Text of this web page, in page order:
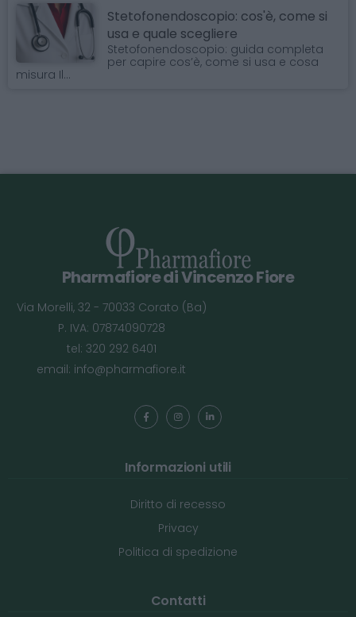
Stetofonendoscopio: cos'è, come si
usa e quale scegliere
Stetofonendoscopio: guida completa
per capire cos’è, come si usa e cosa
misura Il...
Pharmafiore di Vincenzo Fiore
Via Morelli, 32 - 70033 Corato (Ba)
P. IVA: 07874090728
tel: 320 292 6401
email: info@pharmafiore.it
Informazioni utili
Diritto di recesso
Privacy
Politica di spedizione
Contatti